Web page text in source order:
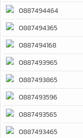
0887494464
0887494365
0887494168
0887493965
0887493865
0887493596
0887493565
0887493465